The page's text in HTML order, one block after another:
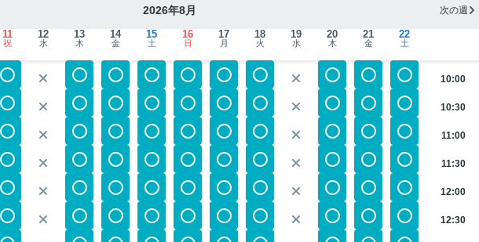
2026年8月 次の週
11
祝
12
水
13
木
14
金
15
土
16
日
17
月
18
火
19
水
20
木
21
金
22
土
10:00
10:30
11:00
11:30
12:00
12:30